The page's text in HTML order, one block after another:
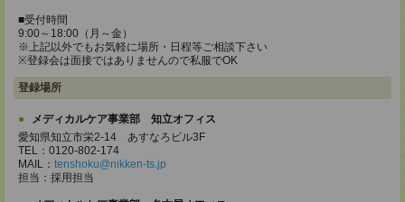
■受付時間
9:00～18:00（月～金）
※上記以外でもお気軽に場所・日程等ご相談下さい
※登録会は面接ではありませんので私服でOK
登録場所
メディカルケア事業部 知立オフィス
愛知県知立市栄2-14 あすなろビル3F
TEL：0120-802-174
MAIL： tenshoku@nikken-ts.jp
担当：採用担当